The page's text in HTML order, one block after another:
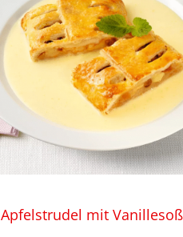
Apfelstrudel mit